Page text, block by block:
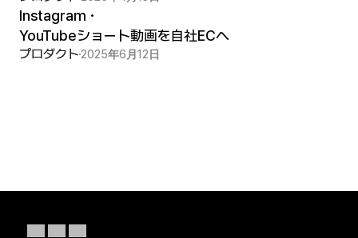
Instagram・
YouTubeショート動画を自社ECへ
プロダクト 2025年6月12日